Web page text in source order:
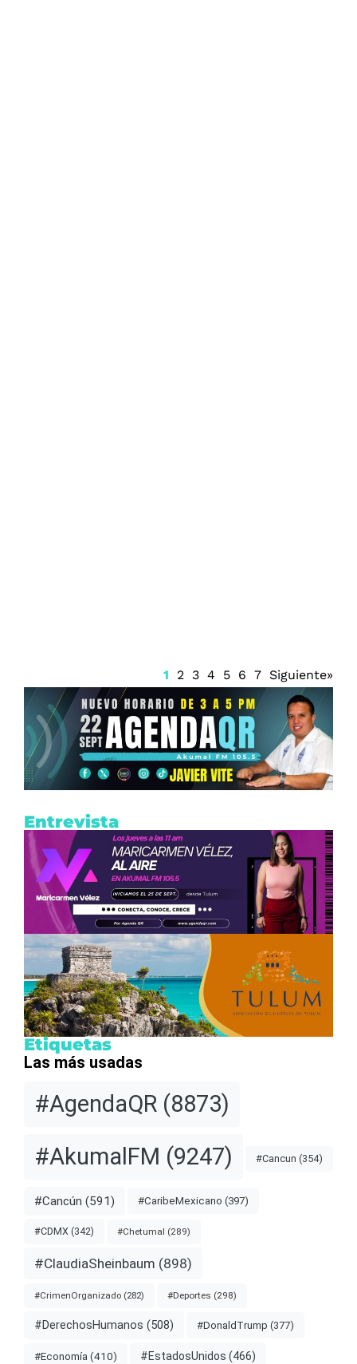
1 2 3 4 5 6 7 Siguiente»
Entrevista
Etiquetas
Las más usadas
#AgendaQR (8873)
#AkumalFM (9247) #Cancun (354)
#Cancún (591) #CaribeMexicano (397)
#CDMX (342) #Chetumal (289)
#ClaudiaSheinbaum (898)
#CrimenOrganizado (282) #Deportes (298)
#DerechosHumanos (508) #DonaldTrump (377)
#Economía (410) #EstadosUnidos (466)